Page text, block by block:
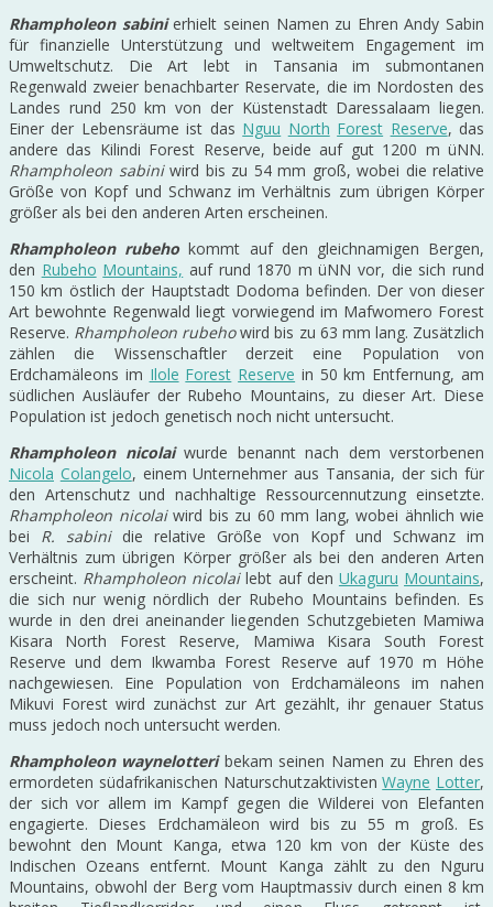
Rhampholeon sabinierhielt seinen Namen zu Ehren Andy Sabin
für finanzielle Unterstützung und weltweitem Engagement im
Umweltschutz. Die Art lebt in Tansania im submontanen
Regenwald zweier benachbarter Reservate, die im Nordosten des
Landes rund 250 km von der Küstenstadt Daressalaam liegen.
Einer der Lebensräume ist das Nguu North Forest Reserve, das
andere das Kilindi Forest Reserve, beide auf gut 1200 m üNN.
Rhampholeon sabiniwird bis zu 54 mm groß, wobei die relative
Größe von Kopf und Schwanz im Verhältnis zum übrigen Körper
größer als bei den anderen Arten erscheinen.
Rhampholeon rubeho kommt auf den gleichnamigen Bergen,
den Rubeho Mountains, auf rund 1870 m üNN vor, die sich rund
150 km östlich der Hauptstadt Dodoma befinden. Der von dieser
Art bewohnte Regenwald liegt vorwiegend im Mafwomero Forest
Reserve. Rhampholeon rubehowird bis zu 63 mm lang. Zusätzlich
zählen die Wissenschaftler derzeit eine Population von
Erdchamäleons im Ilole Forest Reserve in 50 km Entfernung, am
südlichen Ausläufer der Rubeho Mountains, zu dieser Art. Diese
Population ist jedoch genetisch noch nicht untersucht.
Rhampholeon nicolai wurde benannt nach dem verstorbenen
Nicola Colangelo, einem Unternehmer aus Tansania, der sich für
den Artenschutz und nachhaltige Ressourcennutzung einsetzte.
Rhampholeon nicolaiwird bis zu 60 mm lang, wobei ähnlich wie
bei R. sabinidie relative Größe von Kopf und Schwanz im
Verhältnis zum übrigen Körper größer als bei den anderen Arten
erscheint. Rhampholeon nicolailebt auf den Ukaguru Mountains,
die sich nur wenig nördlich der Rubeho Mountains befinden. Es
wurde in den drei aneinander liegenden Schutzgebieten Mamiwa
Kisara North Forest Reserve, Mamiwa Kisara South Forest
Reserve und dem Ikwamba Forest Reserve auf 1970 m Höhe
nachgewiesen. Eine Population von Erdchamäleons im nahen
Mikuvi Forest wird zunächst zur Art gezählt, ihr genauer Status
muss jedoch noch untersucht werden.
Rhampholeon waynelotteribekam seinen Namen zu Ehren des
ermordeten südafrikanischen NaturschutzaktivistenWayne Lotter,
der sich vor allem im Kampf gegen die Wilderei von Elefanten
engagierte. Dieses Erdchamäleon wird bis zu 55 m groß. Es
bewohnt den Mount Kanga, etwa 120 km von der Küste des
Indischen Ozeans entfernt. Mount Kanga zählt zu den Nguru
Mountains, obwohl der Berg vom Hauptmassiv durch einen 8 km